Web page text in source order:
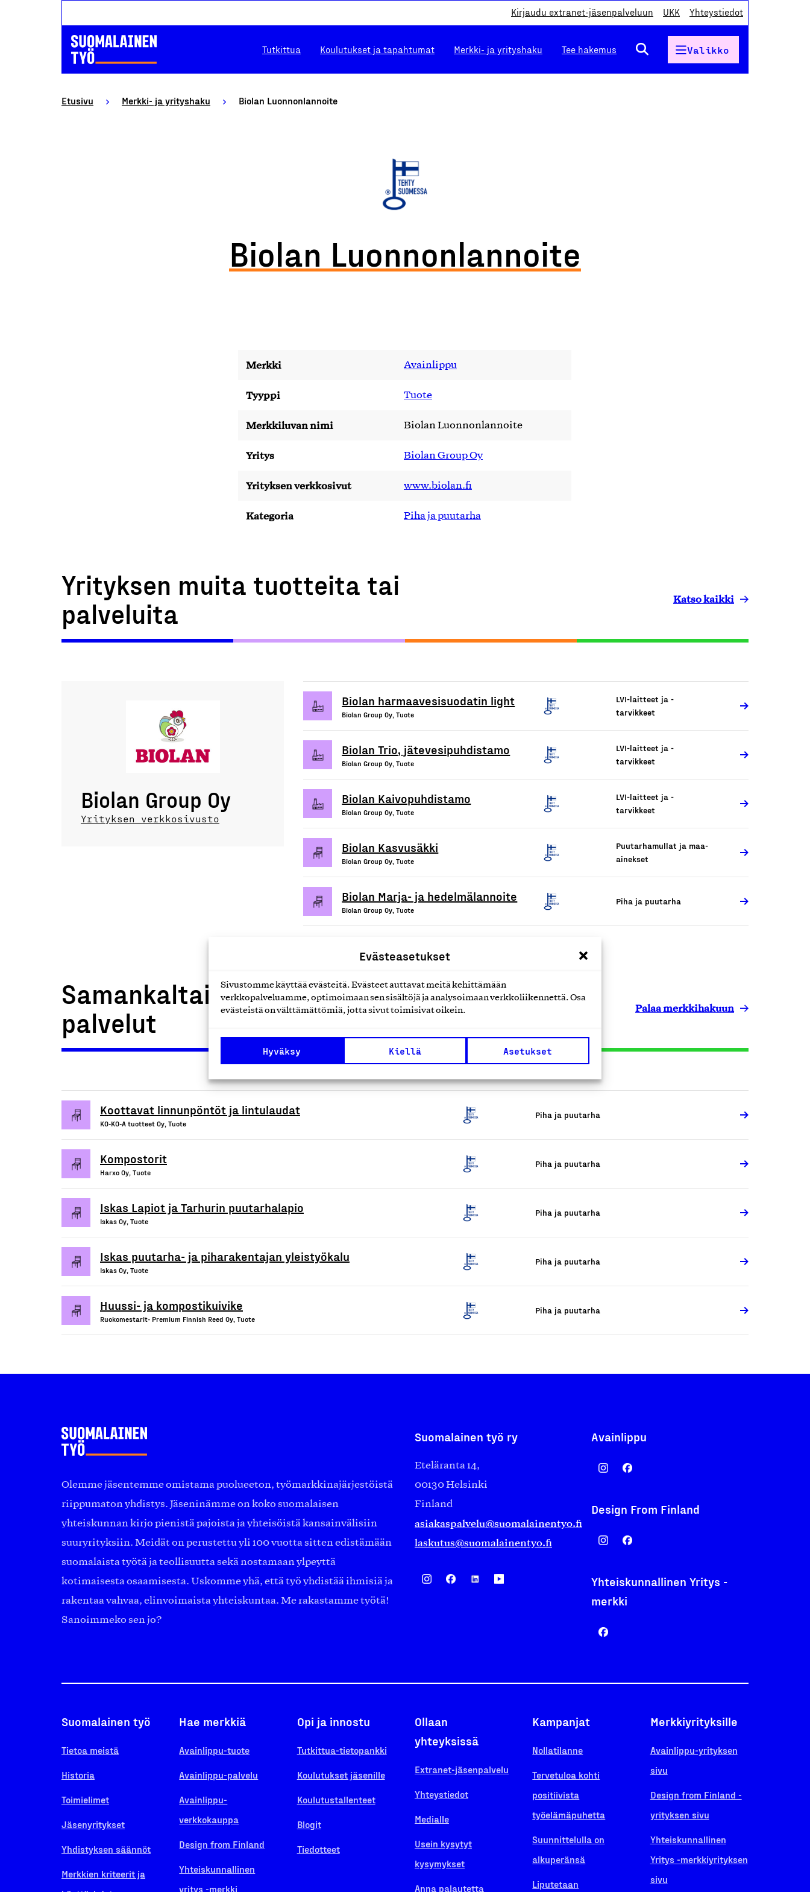
Evästeasetukset
Sivustomme käyttää evästeitä. Evästeet auttavat meitä kehittämään
verkkopalveluamme, optimoimaan sen sisältöjä ja analysoimaan verkkoliikennettä. Osa
evästeistä on välttämättömiä, jotta sivut toimisivat oikein.
Hyväksy Kiellä Asetukset
Kirjaudu extranet-jäsenpalveluun UKK Yhteystiedot
Tutkittua Koulutukset ja tapahtumat Merkki- ja yrityshaku Tee hakemus Valikko
Etusivu Merkki- ja yrityshaku Biolan Luonnonlannoite
Biolan Luonnonlannoite
Merkki Avainlippu
Tyyppi Tuote
Merkkiluvan nimi Biolan Luonnonlannoite
Yritys Biolan Group Oy
Yrityksen verkkosivut www.biolan.fi
Kategoria Piha ja puutarha
Yrityksen muita tuotteita tai
palveluita
Katso kaikki
Biolan Group Oy
Yrityksen verkkosivusto
Biolan harmaavesisuodatin light
Biolan Group Oy, Tuote
LVI-laitteet ja -
tarvikkeet
Biolan Trio, jätevesipuhdistamo
Biolan Group Oy, Tuote
LVI-laitteet ja -
tarvikkeet
Biolan Kaivopuhdistamo
Biolan Group Oy, Tuote
LVI-laitteet ja -
tarvikkeet
Biolan Kasvusäkki
Biolan Group Oy, Tuote
Puutarhamullat ja maa-
ainekset
Biolan Marja- ja hedelmälannoite
Biolan Group Oy, Tuote
Piha ja puutarha
Samankaltaiset tuotteet tai
palvelut
Palaa merkkihakuun
Koottavat linnunpöntöt ja lintulaudat
KO-KO-A tuotteet Oy, Tuote
Piha ja puutarha
Kompostorit
Harxo Oy, Tuote
Piha ja puutarha
Iskas Lapiot ja Tarhurin puutarhalapio
Iskas Oy, Tuote
Piha ja puutarha
Iskas puutarha- ja piharakentajan yleistyökalu
Iskas Oy, Tuote
Piha ja puutarha
Huussi- ja kompostikuivike
Ruokomestarit- Premium Finnish Reed Oy, Tuote
Piha ja puutarha
Olemme jäsentemme omistama puolueeton, työmarkkinajärjestöistä
riippumaton yhdistys. Jäseninämme on koko suomalaisen
yhteiskunnan kirjo pienistä pajoista ja yhteisöistä kansainvälisiin
suuryrityksiin. Meidät on perustettu yli 100 vuotta sitten edistämään
suomalaista työtä ja teollisuutta sekä nostamaan ylpeyttä
kotimaisesta osaamisesta. Uskomme yhä, että työ yhdistää ihmisiä ja
rakentaa vahvaa, elinvoimaista yhteiskuntaa. Me rakastamme työtä!
Sanoimmeko sen jo?
Suomalainen työ ry
Eteläranta 14,
00130 Helsinki
Finland
asiakaspalvelu@suomalainentyo.fi
laskutus@suomalainentyo.fi
Avainlippu
Design From Finland
Yhteiskunnallinen Yritys -
merkki
Suomalainen työ
Tietoa meistä
Historia
Toimielimet
Jäsenyritykset
Yhdistyksen säännöt
Merkkien kriteerit ja
Hae merkkiä
Avainlippu-tuote
Avainlippu-palvelu
Avainlippu-
verkkokauppa
Design from Finland
Yhteiskunnallinen
yritys -merkki
Opi ja innostu
Tutkittua-tietopankki
Koulutukset jäsenille
Koulutustallenteet
Blogit
Tiedotteet
Ollaan
yhteyksissä
Extranet-jäsenpalvelu
Yhteystiedot
Medialle
Usein kysytyt
kysymykset
Anna palautetta
Kampanjat
Nollatilanne
Tervetuloa kohti
positiivista
työelämäpuhetta
Suunnittelulla on
alkuperänsä
Liputetaan
Merkkiyrityksille
Avainlippu-yrityksen
sivu
Design from Finland -
yrityksen sivu
Yhteiskunnallinen
Yritys -merkkiyrityksen
sivu